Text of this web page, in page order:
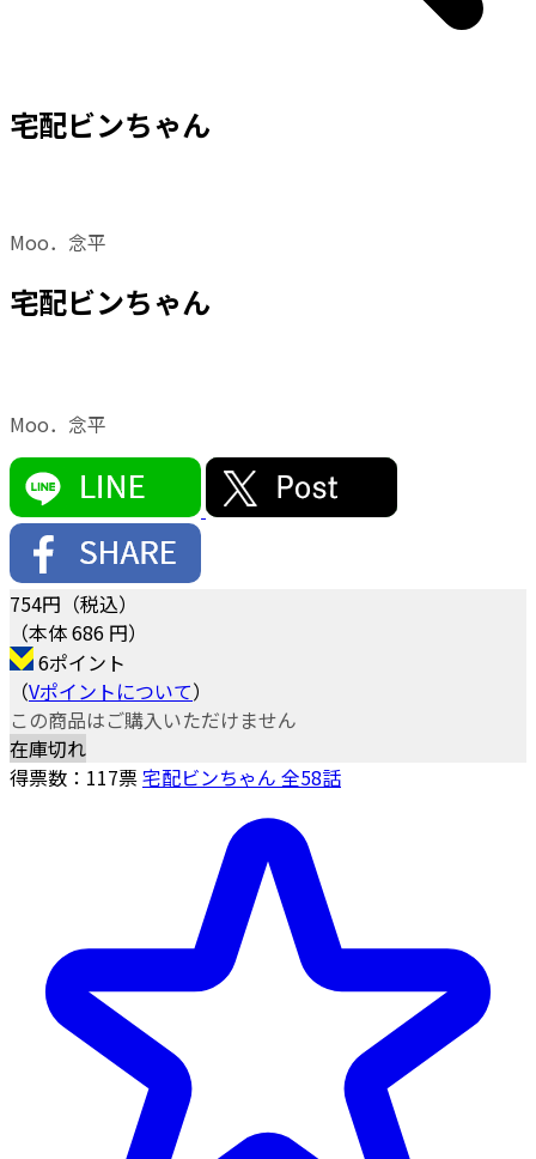
宅配ビンちゃん
Moo．念平
宅配ビンちゃん
Moo．念平
754円（税込）
（本体 686 円）
6ポイント
（Vポイントについて）
この商品はご購入いただけません
在庫切れ
得票数： 117票宅配ビンちゃん 全58話